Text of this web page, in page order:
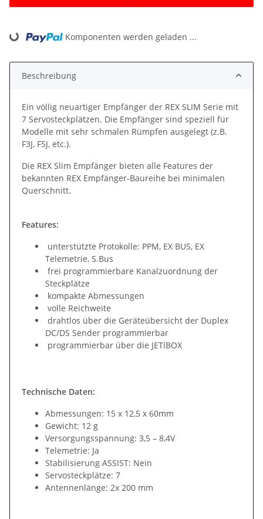
Loading... Komponenten werden geladen ...
Beschreibung
Ein völlig neuartiger Empfänger der REX SLIM Serie mit
7 Servosteckplätzen. Die Empfänger sind speziell für
Modelle mit sehr schmalen Rümpfen ausgelegt (z.B.
F3J, F5J, etc.).
Die REX Slim Empfänger bieten alle Features der
bekannten REX Empfänger-Baureihe bei minimalen
Querschnitt.
Features:
unterstützte Protokolle: PPM, EX BUS, EX
Telemetrie, S.Bus
frei programmierbare Kanalzuordnung der
Steckplätze
kompakte Abmessungen
volle Reichweite
drahtlos über die Geräteübersicht der Duplex
DC/DS Sender programmierbar
programmierbar über die JETIBOX
Technische Daten:
Abmessungen: 15 x 12,5 x 60mm
Gewicht: 12 g
Versorgungsspannung: 3,5 – 8,4V
Telemetrie: Ja
Stabilisierung ASSIST: Nein
Servosteckplätze: 7
Antennenlänge: 2x 200 mm